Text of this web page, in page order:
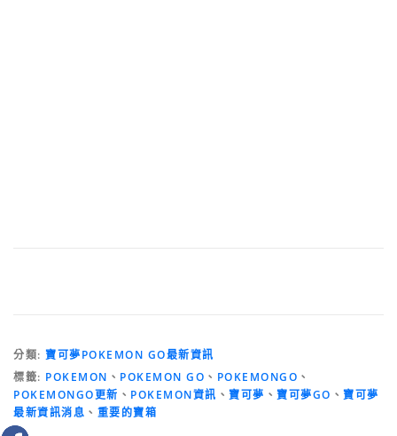
分類: 寶可夢POKEMON GO最新資訊
標籤: POKEMON 、 POKEMON GO 、 POKEMONGO 、
POKEMONGO更新 、 POKEMON資訊 、 寶可夢 、 寶可夢GO 、 寶可夢
最新資訊消息 、 重要的寶箱